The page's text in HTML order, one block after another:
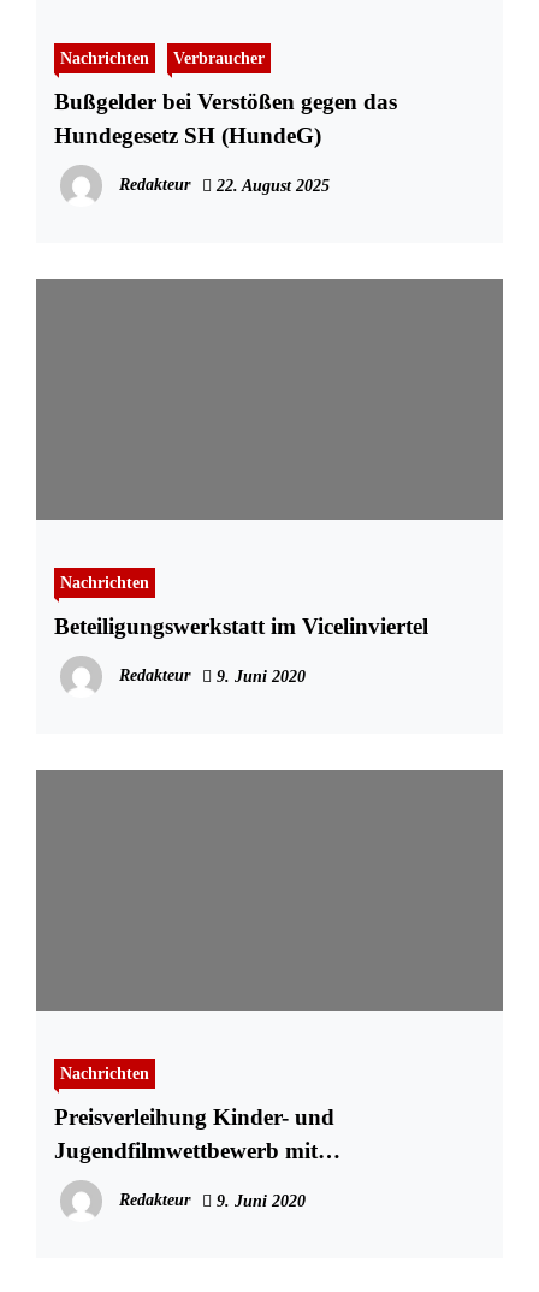
Nachrichten Verbraucher
Bußgelder bei Verstößen gegen das
Hundegesetz SH (HundeG)
Redakteur 22. August 2025
Nachrichten
Beteiligungswerkstatt im Vicelinviertel
Redakteur 9. Juni 2020
Nachrichten
Preisverleihung Kinder- und
Jugendfilmwettbewerb mit
Zuschauerbeteiligung
Redakteur 9. Juni 2020